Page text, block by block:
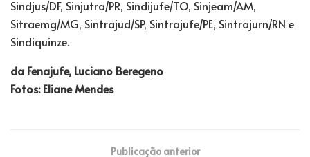
Sindjus/DF, Sinjutra/PR, Sindijufe/TO, Sinjeam/AM,
Sitraemg/MG, Sintrajud/SP, Sintrajufe/PE, Sintrajurn/RN e
Sindiquinze.
da Fenajufe, Luciano Beregeno
Fotos: Eliane Mendes
Publicação anterior